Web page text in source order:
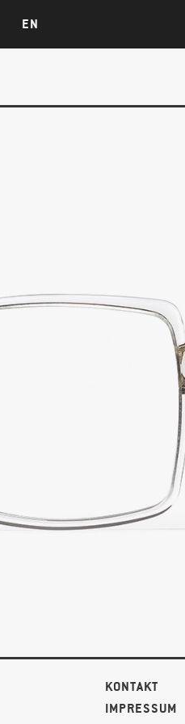
EN
KONTAKT
IMPRESSUM